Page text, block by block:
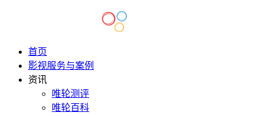
首页
影视服务与案例
资讯
唯轮测评
唯轮百科